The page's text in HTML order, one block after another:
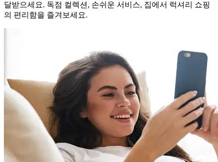
달받으세요. 독점 컬렉션, 손쉬운 서비스, 집에서 럭셔리 쇼핑
의 편리함을 즐겨보세요.